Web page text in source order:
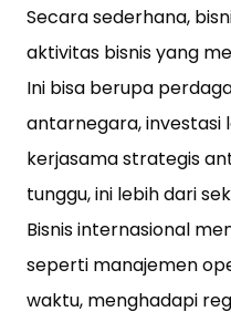
Secara sederhana,
aktivitas bisnis yang
Ini bisa berupa
antarnegara, investasi
kerjasama strategis
tunggu, ini lebih dari
Bisnis internasional
seperti manajemen
waktu, menghadapi